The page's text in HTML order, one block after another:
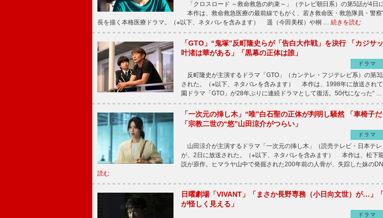
「クロスロード ～救命救急の約束～」（テレビ朝日系）の第5話が4日に
本作は、救命救急医療の最前線でもがく、若き救命医・救急隊員・警
長を描く本格医療ドラマ。（※以下、ネタバレを含みます） 遥（今田美桜）や桐 … 続きを読む
「GTO」“鬼塚”反町隆史らが「告白大作戦」を決行 「カジサ
叶渚は華がある」「黒幕の正体は誰」
ドラマ
反町隆史が主演するドラマ「GTO」（カンテレ・フジテレビ系）の第3
された。（※以下、ネタバレを含みます） 本作は、1998年に放送され
園ドラマ「GTO」が28年ぶりに連続ドラマとして復活。50代になった“ …
「一次元の挿し木」“唯”白石聖の正体が判明し騒然 「車椅子だ
「宗教二世の“悠”山田涼介がつらい」
ドラマ
山田涼介が主演するドラマ「一次元の挿し木」（読売テレビ・日本テ
が、2日に放送された。（※以下、ネタバレを含みます） 本作は、松下
説が原作。ヒマラヤ山中で発掘された200年前の人骨が、失踪した妹の
読む
日曜劇場「VIVANT」「まさか長野専務（小日向文世）が…」
が怪しく見える」
ドラマ